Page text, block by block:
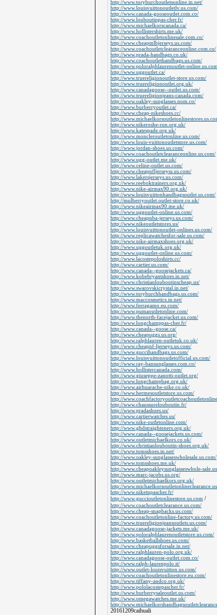
http://www.toryburchoutletsonline.in.net/
http://www.louisvuittonoutletlv.us.com/
http://www.canada-gooseoutlet.com.co/
http://www.louboutinpas-cher.fr/
http://www.michaelkorscanada.ca/
http://www.hollistershirts.me.uk/
http://www.coachoutletonlinesale.com.co/
http://www.cheapmlbjerseys.us.com/
http://www.coachoutletclearanceonline.com.co/
http://www.prada-handbags.co.uk/
http://www.coachoutlethandbags.us.com/
http://www.poloralphlaurenoutlet-
http://www.uggoutlet.ca/
http://www.truereligionoutlet-store.us.com/
http://www.truereligionoutlet.org.uk/
http://www.canadagoose--outlet.us.com/
http://www.truereligionjeans-canada.com/
http://www.oakley-sunglasses.nom.co/
http://www.burberryoutlet.ca/
http://www.cheap-nikeshoes.cc/
http://
http://www.nikeroshe-run.org.uk/
http://www.katespade.org.uk/
http://www.moncleroutletonline.us.com/
http://www.louis-vuittonoutletstore.us.com/
http://www.jordan-shoes.us.com/
http://www.coachoutletclearanceonline.us.com/
http://www.ugg-outlet.me.uk/
http://www.celine-outlet.us.com/
http://www.cheapnfljerseyss.us.com/
http://www.lakersjerseys.us.com/
http://www.reeboktrainers.org.uk/
http://www.nike-airmax90.org.uk/
http://www.louisvuittonhandbagsoutlet.us.com/
http://mulberryoutlet.outlet-store.co.uk/
http://www.nikeairmax90.me.uk/
http://www.uggoutlet-online.us.com/
http://www.cheapnba-jerseys.us.com/
http://www.nikeoutletstores.us/
http://www.louisvuittonoutlet-onlines.us.com/
http://www.replicawatchesfor-sale.us.com/
http://www.nike-airmaxshoes.org.uk/
http://www.uggoutletuk.org.uk/
http://www.uggoutlet-online.us.com/
http://www.lacostepoloshirts.cc/
http://www.cartier.us.com/
http://www.canada--goosejackets.ca/
http://www.kobebryantshoes.in.net/
http://www.christianlouboutinscheap.us/
http://www.swarovskicrystal.in.net/
http://www.toryburchhandbags.us.com/
http://www.maccosmetics.in.net/
http://www.ferragamo.eu.com/
http://www.pumaoutletonline.com/
http://www.thenorth-facejacket.us.com/
http://www.longchamppas-cher.fr/
http://www.canada--goose.ca/
http://www.cheapuggs.us.org/
http://www.ralphlauren-outletuk.co.uk/
http://www.cheapnf-ljerseys.us.com/
http://www.guccihandbags.us.com/
http://www.louisvuittonoutletofficial.us.com/
http://www.ray-bansunglasses.com.co/
http://www.hollistercanada.com/
http://www.giuseppe-zanotti-outlet.org/
http://www.longchampbag.org.uk/
http://www.airhuarache-nike.co.uk/
http://www.hermesoutletstore.us.com/
http://
http://www.chaussurelouboutin.fr/
http://www.pradashoes.us/
http://www.cartierwatches.us/
http://www.nike-outletonline.com/
http://www.ghdstraighteners.org.uk/
http://www.canada--goosejackets.us.com/
http://www.outletmichaelkors.co.uk/
http://www.christianlouboutin-shoes.org.uk/
http://www.tomsshoes.in.net/
http://www.oakley-sunglasseswholesale.us.com/
http://www.tomsshoes.me.uk/
http://www.cheapoakleysunglasseswhole-
http://www.marc-jacobs.us.org/
http://www.outletmichaelkors.org.uk/
http://
http://www.niketnpascher.fr/
http://www.guccioutletonlinestore.us.com /
http://www.coachoutletclearance.us.com/
http://www.cheap-snapbacks.us.com/
http://www.coachoutletonline-factory.us.com/
http://www.truereligionjeansoutlets.us.com/
http://www.canadagoose-jackets.me.uk/
http://www.poloralphlaurenoutletstore.us.com/
http://www.basketballshoes.us.com/
http://www.cheapuggsforsale.in.net/
http://www.ralphlauren-polo.org.uk/
http://www.canadagoose-outlet.com.co/
http://www.ralph-laurenpolo.it/
http://www.outlet-louisvuitton.us.com/
http://www.coachoutletonlinestore.eu.com/
http://www.tiffany-andco.org.uk/
http://www.pololacostepascher.fr/
http://www.burberrysaleoutlet.us.com/
http://www.omegawatches.me.uk/
http://
20161209caihuali